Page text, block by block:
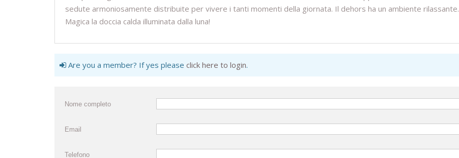
sedute armoniosamente distribuite per vivere i tanti momenti della giornata. Il dehors ha un ambiente rilassante.
Magica la doccia calda illuminata dalla luna!
Are you a member? If yes please click here to login.
Nome completo
Email
Telefono